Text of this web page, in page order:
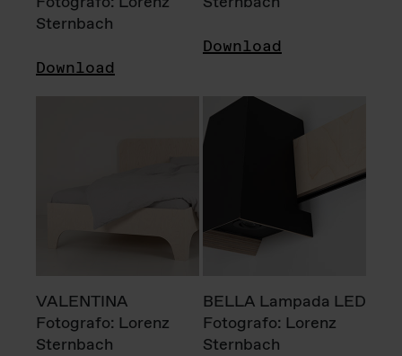
Sternbach
Download
Download
VALENTINA
Fotografo: Lorenz
Sternbach
BELLA Lampada LED
Fotografo: Lorenz
Sternbach